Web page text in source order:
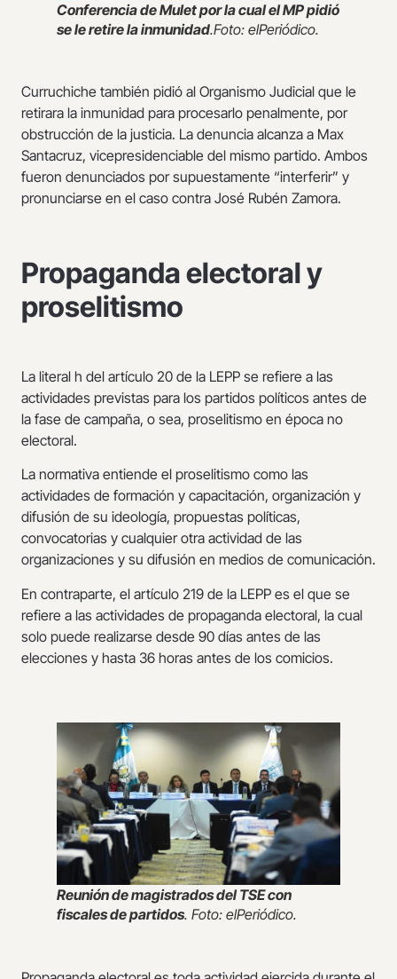
Conferencia de Mulet por la cual el MP pidió
se le retire la inmunidad.Foto: elPeriódico.
Curruchiche también pidió al Organismo Judicial que le
retirara la inmunidad para procesarlo penalmente, por
obstrucción de la justicia. La denuncia alcanza a Max
Santacruz, vicepresidenciable del mismo partido. Ambos
fueron denunciados por supuestamente “interferir” y
pronunciarse en el caso contra José Rubén Zamora.
Propaganda electoral y
proselitismo
La literal h del artículo 20 de la LEPP se refiere a las
actividades previstas para los partidos políticos antes de
la fase de campaña, o sea, proselitismo en época no
electoral.
La normativa entiende el proselitismo como las
actividades de formación y capacitación, organización y
difusión de su ideología, propuestas políticas,
convocatorias y cualquier otra actividad de las
organizaciones y su difusión en medios de comunicación.
En contraparte, el artículo 219 de la LEPP es el que se
refiere a las actividades de propaganda electoral, la cual
solo puede realizarse desde 90 días antes de las
elecciones y hasta 36 horas antes de los comicios.
Reunión de magistrados del TSE con
fiscales de partidos. Foto: elPeriódico.